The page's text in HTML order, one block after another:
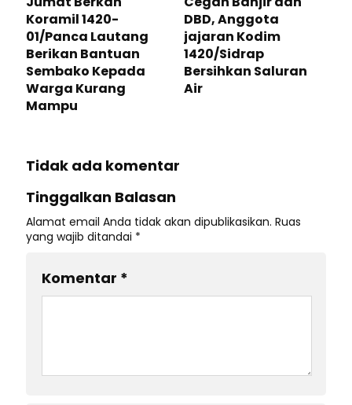
Koramil 1420-
01/Panca Lautang
Berikan Bantuan
Sembako Kepada
Warga Kurang
Mampu
DBD, Anggota
jajaran Kodim
1420/Sidrap
Bersihkan Saluran
Air
Tidak ada komentar
Tinggalkan Balasan
Alamat email Anda tidak akan dipublikasikan. Ruas
yang wajib ditandai *
Komentar *